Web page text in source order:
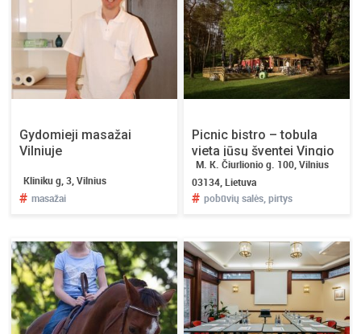
Gydomieji masažai
Vilniuje
Kliniku g, 3, Vilnius
# masažai
Picnic bistro – tobula
vieta jūsų šventei Vingio
parke
M. K. Čiurlionio g. 100, Vilnius
03134, Lietuva
# pobūvių salės, pirtys